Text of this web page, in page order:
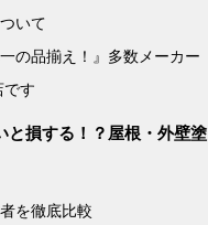
年2月
年11月
いて
一の品揃え！』多数メーカー
です
と損する！？屋根・外壁塗
を徹底比較